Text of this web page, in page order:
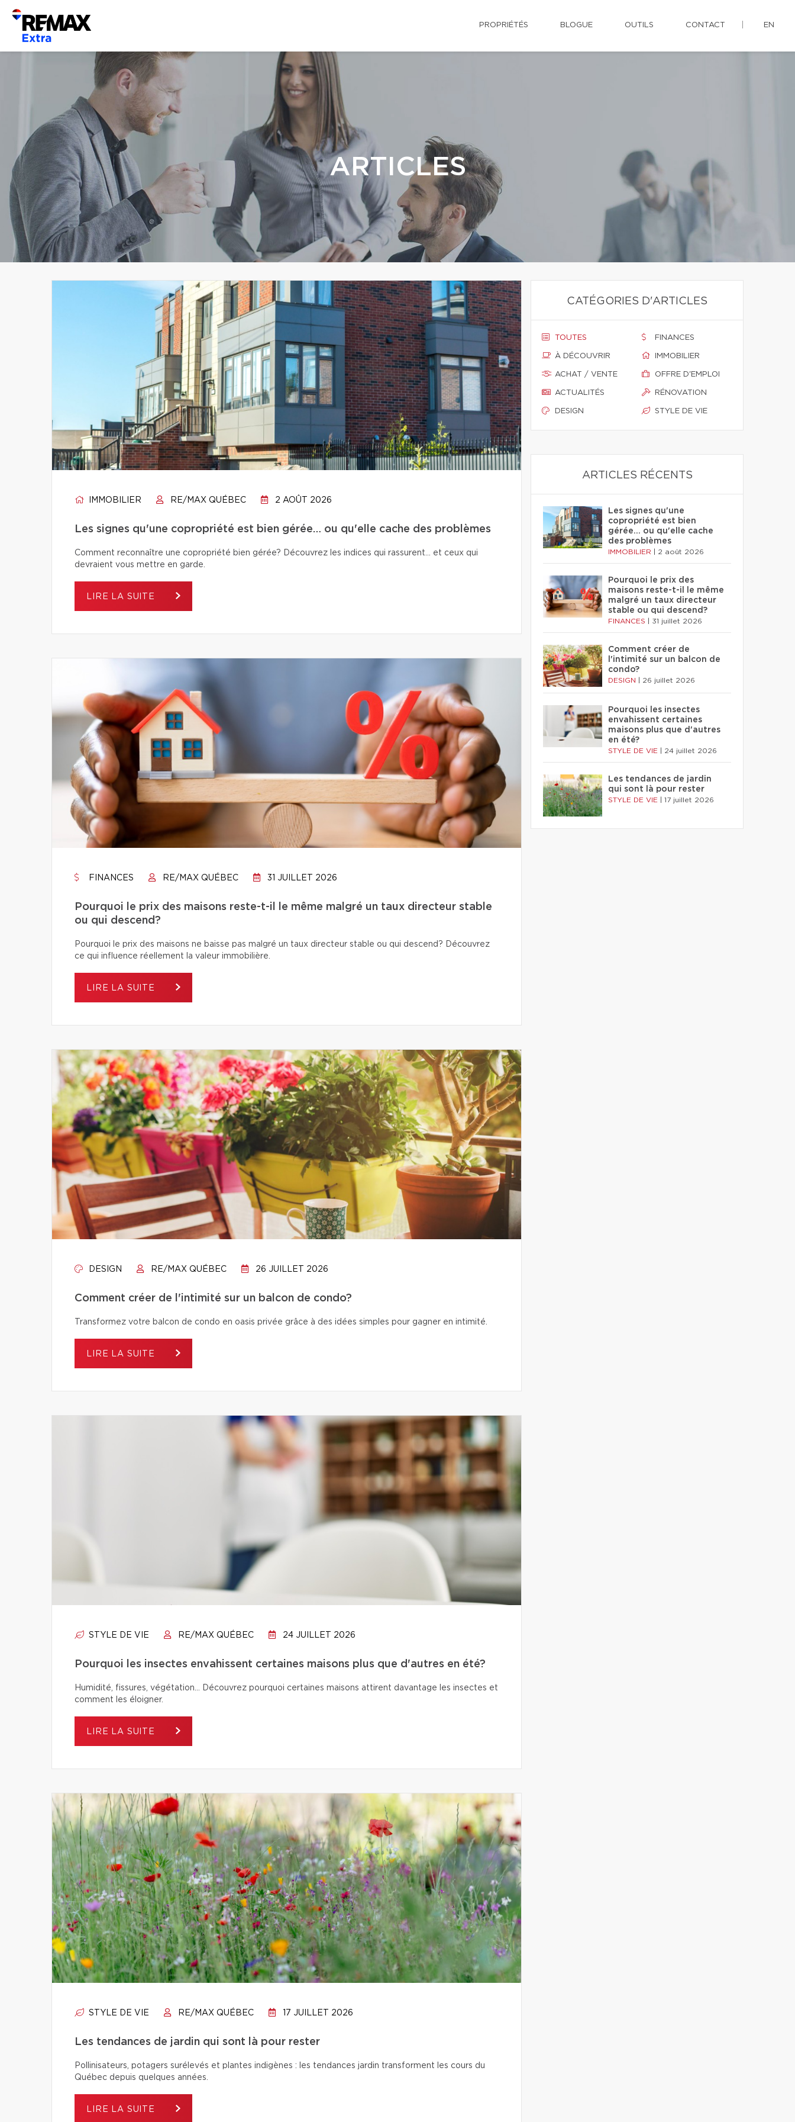
PROPRIÉTÉS BLOGUE OUTILS CONTACT EN
ARTICLES
IMMOBILIER RE/MAX QUÉBEC 2 AOÛT 2026
Les signes qu'une copropriété est bien gérée… ou qu'elle cache des problèmes
Comment reconnaître une copropriété bien gérée? Découvrez les indices qui rassurent… et ceux qui
devraient vous mettre en garde.
LIRE LA SUITE
FINANCES RE/MAX QUÉBEC 31 JUILLET 2026
Pourquoi le prix des maisons reste-t-il le même malgré un taux directeur stable
ou qui descend?
Pourquoi le prix des maisons ne baisse pas malgré un taux directeur stable ou qui descend? Découvrez
ce qui influence réellement la valeur immobilière.
LIRE LA SUITE
DESIGN RE/MAX QUÉBEC 26 JUILLET 2026
Comment créer de l'intimité sur un balcon de condo?
Transformez votre balcon de condo en oasis privée grâce à des idées simples pour gagner en intimité.
LIRE LA SUITE
STYLE DE VIE RE/MAX QUÉBEC 24 JUILLET 2026
Pourquoi les insectes envahissent certaines maisons plus que d'autres en été?
Humidité, fissures, végétation… Découvrez pourquoi certaines maisons attirent davantage les insectes et
comment les éloigner.
LIRE LA SUITE
STYLE DE VIE RE/MAX QUÉBEC 17 JUILLET 2026
Les tendances de jardin qui sont là pour rester
Pollinisateurs, potagers surélevés et plantes indigènes : les tendances jardin transforment les cours du
Québec depuis quelques années.
LIRE LA SUITE
CATÉGORIES D'ARTICLES
TOUTES
À DÉCOUVRIR
ACHAT / VENTE
ACTUALITÉS
DESIGN
FINANCES
IMMOBILIER
OFFRE D'EMPLOI
RÉNOVATION
STYLE DE VIE
ARTICLES RÉCENTS
Les signes qu'une
copropriété est bien
gérée… ou qu'elle cache
des problèmes
IMMOBILIER 2 août 2026
Pourquoi le prix des
maisons reste-t-il le même
malgré un taux directeur
stable ou qui descend?
FINANCES 31 juillet 2026
Comment créer de
l'intimité sur un balcon de
condo?
DESIGN 26 juillet 2026
Pourquoi les insectes
envahissent certaines
maisons plus que d'autres
en été?
STYLE DE VIE 24 juillet 2026
Les tendances de jardin
qui sont là pour rester
STYLE DE VIE 17 juillet 2026